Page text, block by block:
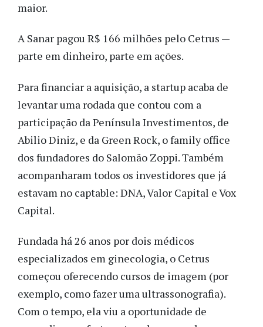
maior.
A Sanar pagou R$ 166 milhões pelo Cetrus —
parte em dinheiro, parte em ações.
Para financiar a aquisição, a startup acaba de
levantar uma rodada que contou com a
participação da Península Investimentos, de
Abilio Diniz, e da Green Rock, o family office
dos fundadores do Salomão Zoppi. Também
acompanharam todos os investidores que já
estavam no captable: DNA, Valor Capital e Vox
Capital.
Fundada há 26 anos por dois médicos
especializados em ginecologia, o Cetrus
começou oferecendo cursos de imagem (por
exemplo, como fazer uma ultrassonografia).
Com o tempo, ela viu a oportunidade de